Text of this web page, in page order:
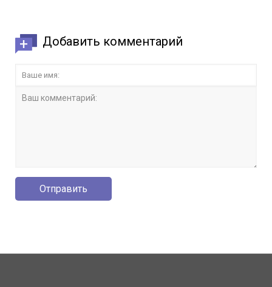
Добавить комментарий